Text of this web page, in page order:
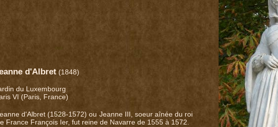
d'Albret (1848)
du Luxembourg
VI (Paris, France)
d'Albret (1528-1572) ou Jeanne III, soeur aînée du roi
France François Ier, fut reine de Navarre de 1555 à 1572.